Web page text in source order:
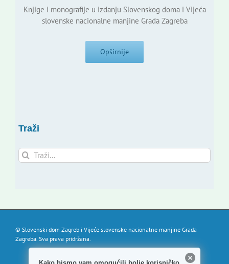
Knjige i monografije u izdanju Slovenskog doma i Vijeća
slovenske nacionalne manjine Grada Zagreba
Opširnije
Traži
Traži...
© Slovenski dom Zagreb i Vijeće slovenske nacionalne manjine Grada
Zagreba. Sva prava pridržana.